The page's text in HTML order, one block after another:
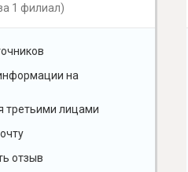
1 филиал)
на
третьими лицами
отзыв